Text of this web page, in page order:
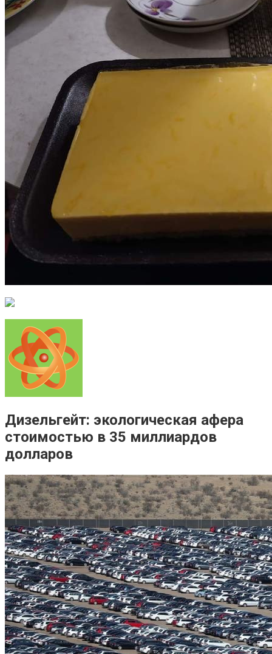
Дизельгейт: экологическая афера
стоимостью в 35 миллиардов
долларов